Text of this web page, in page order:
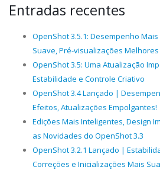
Entradas recentes
OpenShot 3.5.1: Desempenho
Suave, Pré-visualizações Melhores
OpenShot 3.5: Uma Atualização
Estabilidade e Controle Criativo
OpenShot 3.4 Lançado |
Efeitos, Atualizações Empolgantes!
Edições Mais Inteligentes, Design
as Novidades do OpenShot 3.3
OpenShot 3.2.1 Lançado |
Correções e Inicializações Mais